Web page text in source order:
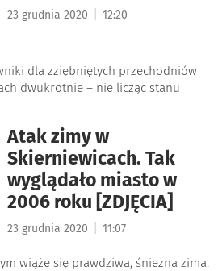
23 grudnia 2020 12:20
dla zziębniętych przechodniów
dwukrotnie – nie licząc stanu
Atak zimy w
Skierniewicach. Tak
wyglądało miasto w
2006 roku [ZDJĘCIA]
23 grudnia 2020 11:07
wiąże się prawdziwa, śnieżna zima.